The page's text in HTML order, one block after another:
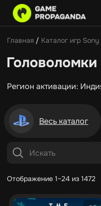
Главная / Каталог игр Sony
Головоломки
Регион активации:
Весь каталог
Отображение 1–24 из 1472